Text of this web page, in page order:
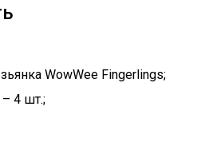
WowWee Fingerlings;
4 шт.;